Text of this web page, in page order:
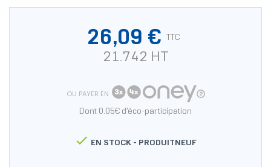
26,09 € TTC
21.742 HT
OU PAYER EN
Dont 0.05€ d'éco-participation
 EN STOCK - PRODUITNEUF